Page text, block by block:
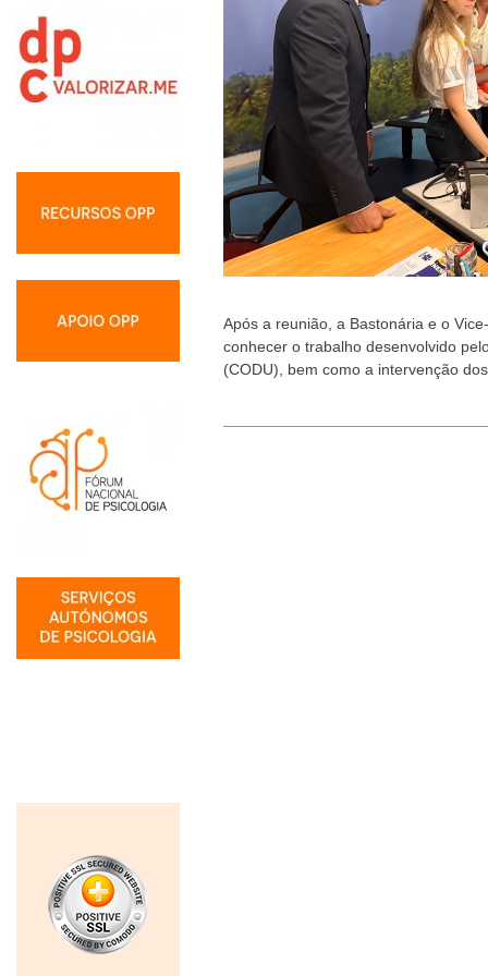
Após a reunião, a Bastonária e o
conhecer o trabalho desenvolvido
(CODU), bem como a intervenção